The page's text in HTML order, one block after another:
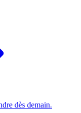
dès demain.